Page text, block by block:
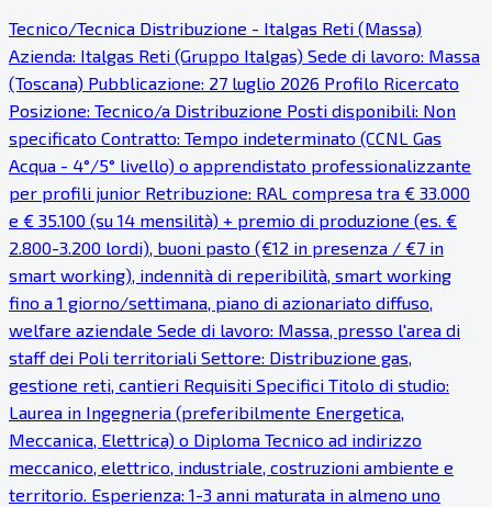
Tecnico/Tecnica Distribuzione - Italgas Reti (Massa)
Azienda: Italgas Reti (Gruppo Italgas) Sede di lavoro: Massa
(Toscana) Pubblicazione: 27 luglio 2026 Profilo Ricercato
Posizione: Tecnico/a Distribuzione Posti disponibili: Non
specificato Contratto: Tempo indeterminato (CCNL Gas
Acqua - 4°/5° livello) o apprendistato professionalizzante
per profili junior Retribuzione: RAL compresa tra € 33.000
e € 35.100 (su 14 mensilità) + premio di produzione (es. €
2.800-3.200 lordi), buoni pasto (€12 in presenza / €7 in
smart working), indennità di reperibilità, smart working
fino a 1 giorno/settimana, piano di azionariato diffuso,
welfare aziendale Sede di lavoro: Massa, presso l'area di
staff dei Poli territoriali Settore: Distribuzione gas,
gestione reti, cantieri Requisiti Specifici Titolo di studio:
Laurea in Ingegneria (preferibilmente Energetica,
Meccanica, Elettrica) o Diploma Tecnico ad indirizzo
meccanico, elettrico, industriale, costruzioni ambiente e
territorio. Esperienza: 1-3 anni maturata in almeno uno